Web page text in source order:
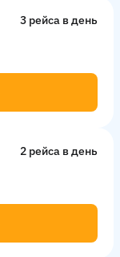
3 рейсa в день
2 рейсa в день